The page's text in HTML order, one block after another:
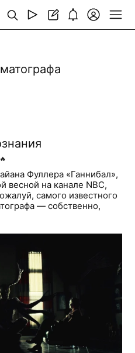
🔥
Фуллера «Ганнибал»,
весной на канале NBC,
самого известного
— собственно,